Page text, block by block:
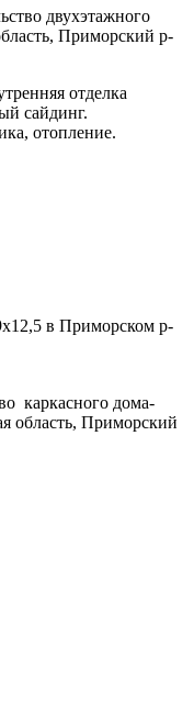
двухэтажного
Приморский р-
отделка
сайдинг.
отопление.
в Приморском р-
каркасного дома-
область, Приморский